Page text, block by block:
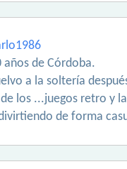
años de Córdoba.
a la soltería
los ...juegos retro y
de forma